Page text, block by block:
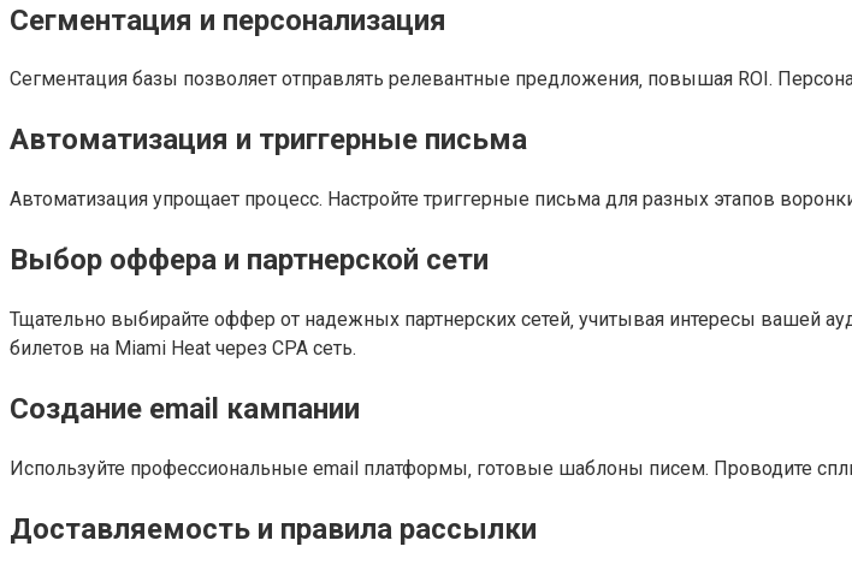
Сегментация и персонализация
Сегментация базы позволяет отправлять релевантные предложения‚ повышая ROI.
Автоматизация и триггерные письма
Автоматизация упрощает процесс. Настройте триггерные письма для разных этапов
Выбор оффера и партнерской сети
Тщательно выбирайте оффер от надежных партнерских сетей‚ учитывая интересы вашей
билетов на Miami Heat через CPA сеть.
Создание email кампании
Используйте профессиональные email платформы‚ готовые шаблоны писем. Проводите
Доставляемость и правила рассылки